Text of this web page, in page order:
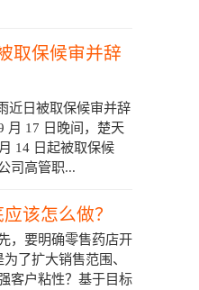
取保候审并辞
近日被取保候审并辞
月 17 日晚间，楚天
14 日起被取保候
司高管职...
该怎么做？
，要明确零售药店开
了扩大销售范围、
客户粘性？基于目标